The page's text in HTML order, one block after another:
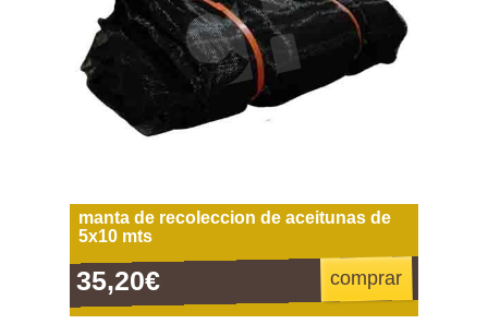
manta de recoleccion de aceitunas de
5x10 mts
35,20€ comprar